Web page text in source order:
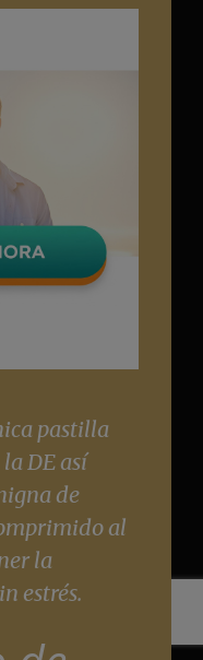
pastilla
DE así
de
al
la
estrés.